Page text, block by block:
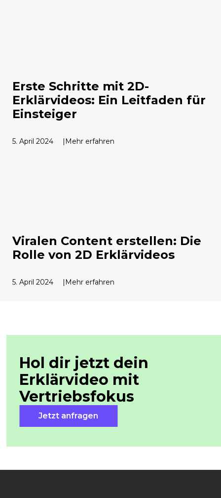
Erste Schritte mit 2D-
Erklärvideos: Ein Leitfaden für
Einsteiger
5. April 2024 Mehr erfahren
Viralen Content erstellen: Die
Rolle von 2D Erklärvideos
5. April 2024 Mehr erfahren
Hol dir jetzt dein
Erklärvideo mit
Vertriebsfokus
Jetzt anfragen